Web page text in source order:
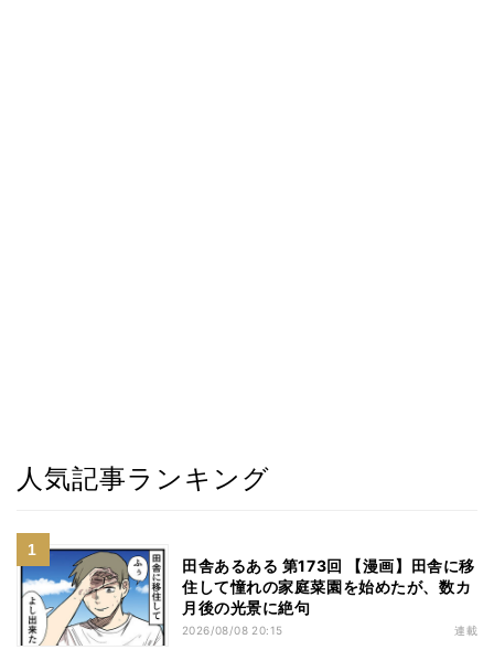
人気記事ランキング
田舎あるある 第173回 【漫画】田舎に移
住して憧れの家庭菜園を始めたが、数カ
月後の光景に絶句
2026/08/08 20:15 連載